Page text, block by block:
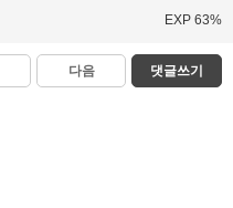
EXP 63%
다음 댓글쓰기